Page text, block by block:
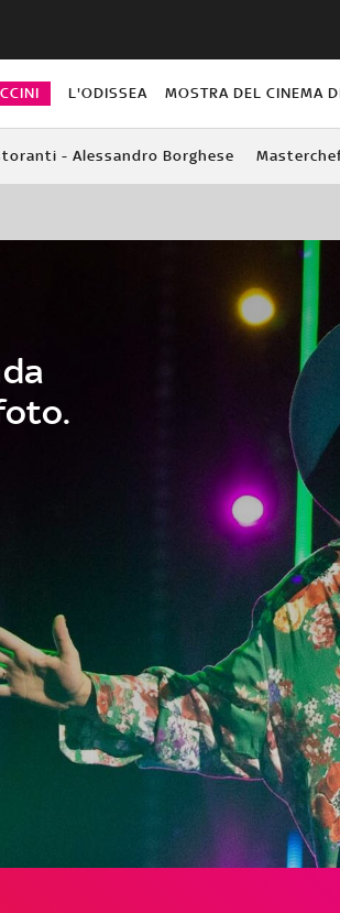
L'ODISSEA MOSTRA DEL CINEMA
- Alessandro Borghese